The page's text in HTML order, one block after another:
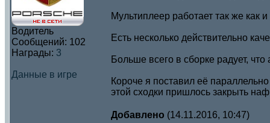
Водитель
Сообщений: 102
Награды: 3
Данные в игре
Мультиплеер работает так же как
Есть несколько действительно
Больше всего в сборке радует,
Короче я поставил её
этой сходки пришлось закрыть
Добавлено (14.11.2016, 10:47)